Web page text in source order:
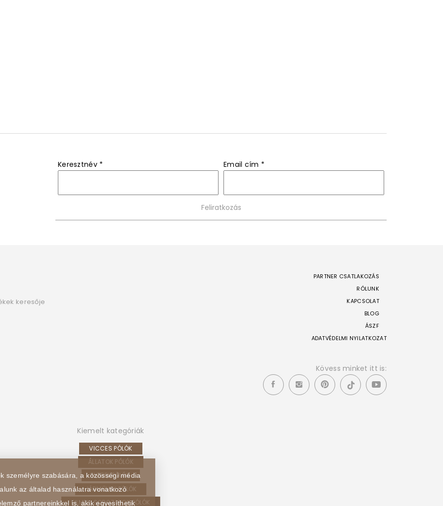
Keresztnév * Email cím *
keresője
PARTNER CSATLAKOZÁS
RÓLUNK
KAPCSOLAT
BLOG
ÁSZF
ADATVÉDELMI NYILATKOZAT
Kövess minket itt is:
Kiemelt kategóriák
VICCES PÓLÓK
ÁLLATOK PÓLÓK
HOBBI PÓLÓK
JÁRMŰVEK PÓLÓK
FILMEK, SOROZATOK PÓLÓK
személyre szabására, a közösségi média
az általad használatra vonatkozó
partnereinkkel is, akik egyesíthetik